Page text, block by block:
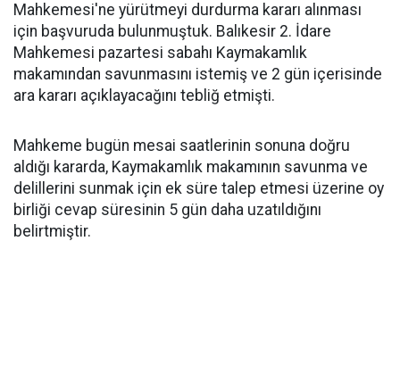
Mahkemesi'ne yürütmeyi durdurma kararı alınması
için başvuruda bulunmuştuk. Balıkesir 2. İdare
Mahkemesi pazartesi sabahı Kaymakamlık
makamından savunmasını istemiş ve 2 gün içerisinde
ara kararı açıklayacağını tebliğ etmişti.
Mahkeme bugün mesai saatlerinin sonuna doğru
aldığı kararda, Kaymakamlık makamının savunma ve
delillerini sunmak için ek süre talep etmesi üzerine oy
birliği cevap süresinin 5 gün daha uzatıldığını
belirtmiştir.